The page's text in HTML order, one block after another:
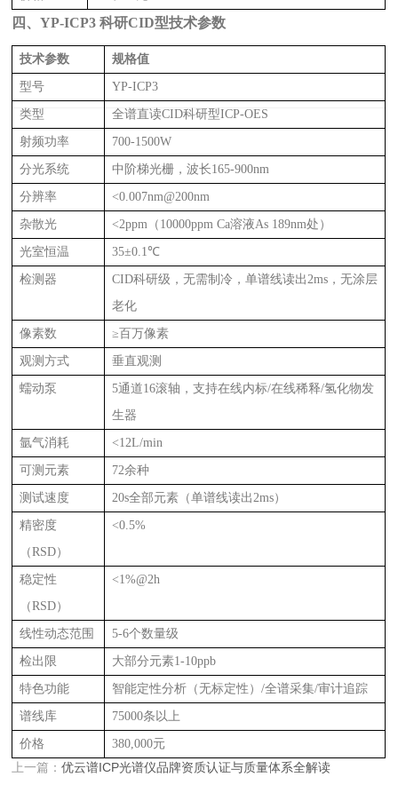
四、YP-ICP3 科研CID型技术参数
技术参数 规格值
型号 YP-ICP3
类型 全谱直读CID科研型ICP-OES
射频功率 700-1500W
分光系统 中阶梯光栅，波长165-900nm
分辨率 <0.007nm@200nm
杂散光 <2ppm（10000ppm Ca溶液As 189nm处）
光室恒温 35±0.1℃
检测器
CID科研级，无需制冷，单谱线读出2ms，无涂层
老化
像素数 ≥百万像素
观测方式 垂直观测
蠕动泵
5通道16滚轴，支持在线内标/在线稀释/氢化物发
生器
氩气消耗 <12L/min
可测元素 72余种
测试速度 20s全部元素（单谱线读出2ms）
精密度
（RSD）
<0.5%
稳定性
（RSD）
<1%@2h
线性动态范围 5-6个数量级
检出限 大部分元素1-10ppb
特色功能 智能定性分析（无标定性）/全谱采集/审计追踪
谱线库 75000条以上
价格 380,000元
上一篇：优云谱ICP光谱仪品牌资质认证与质量体系全解读